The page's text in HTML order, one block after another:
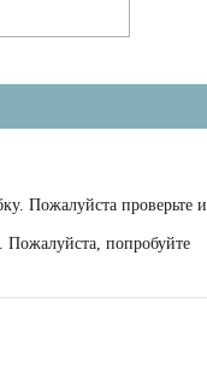
Пожалуйста проверьте и
Пожалуйста, попробуйте